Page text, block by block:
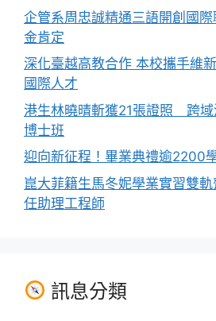
企管系周忠誠精通三語開創國
金肯定
深化臺越高教合作 本校攜手維
國際人才
港生林曉晴斬獲21張證照 跨域
博士班
迎向新征程！畢業典禮逾2200
崑大菲籍生馬冬妮學業實習雙
任助理工程師
訊息分類